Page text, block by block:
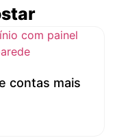
contas mais